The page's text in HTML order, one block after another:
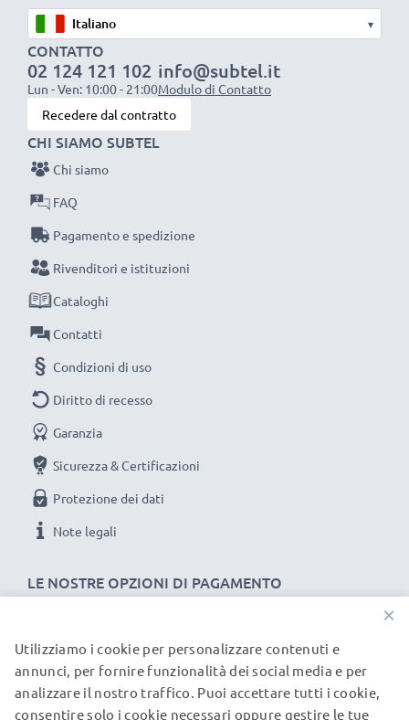
Sostituisci la batteria, non la macchina fotografica! È la
scelta più intelligente e più ecosostenibile che tu
possa fare, efficientando e riducendo l’impatto
ambientale e gli scarti superflui.
Scegli CELLONIC, scegli la lunga durata e l'efficienza,
non fare compromessi sulla qualità: ordina ora!
▾
CONTATTO
02 124 121 102
Lun - Ven: 10:00 - 21:00
info@subtel.it
Modulo di Contatto
Recedere dal contratto
LE NOSTRE OPZIONI DI PAGAMENTO
CHI SIAMO SUBTEL
Chi siamo
FAQ
Pagamento e spedizione
Rivenditori e istituzioni
Cataloghi
Contatti
Condizioni di uso
Diritto di recesso
Garanzia
Sicurezza & Certificazioni
Protezione dei dati
Note legali
I NOSTRI PARTNER DI SPEDIZIONE
×
Utilizziamo i cookie per personalizzare contenuti e
annunci, per fornire funzionalità dei social media e per
analizzare il nostro traffico. Puoi accettare tutti i cookie,
consentire solo i cookie necessari oppure gestire le tue